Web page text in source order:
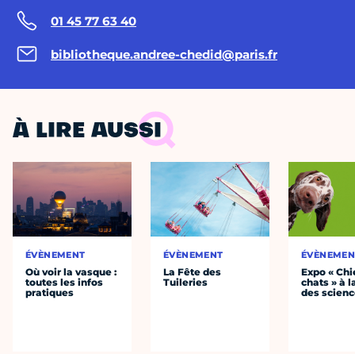
01 45 77 63 40
bibliotheque.andree-chedid@paris.fr
À LIRE AUSSI
ÉVÈNEMENT
Où voir la vasque :
toutes les infos
pratiques
ÉVÈNEMENT
La Fête des
Tuileries
Expo «
chats » à
des